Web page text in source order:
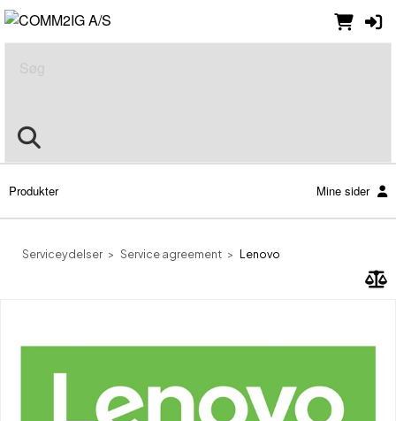
Produkter Mine sider
Serviceydelser Service agreement Lenovo